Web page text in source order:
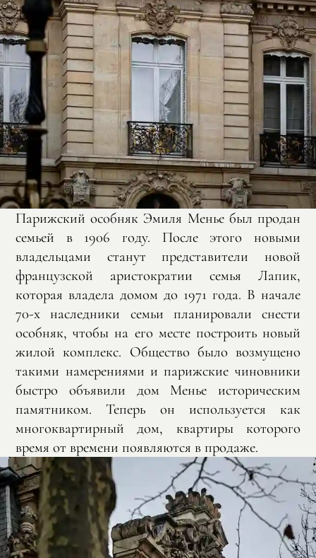
Парижский особняк Эмиля Менье был продан
семьей в 1906 году. После этого новыми
владельцами станут представители новой
французской аристократии семья Лапик,
которая владела домом до 1971 года. В начале
70-х наследники семьи планировали снести
особняк, чтобы на его месте построить новый
жилой комплекс. Общество было возмущено
такими намерениями и парижские чиновники
быстро объявили дом Менье историческим
памятником. Теперь он используется как
многоквартирный дом, квартиры которого
время от времени появляются в продаже.